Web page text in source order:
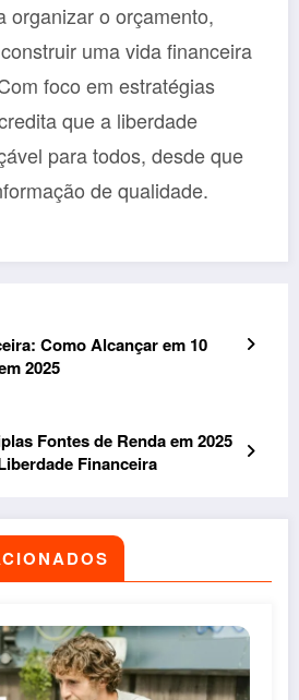
organizar o orçamento,
uma vida financeira
foco em estratégias
que a liberdade
para todos, desde que
de qualidade.
Como Alcançar em 10
2025
Fontes de Renda em 2025
Financeira